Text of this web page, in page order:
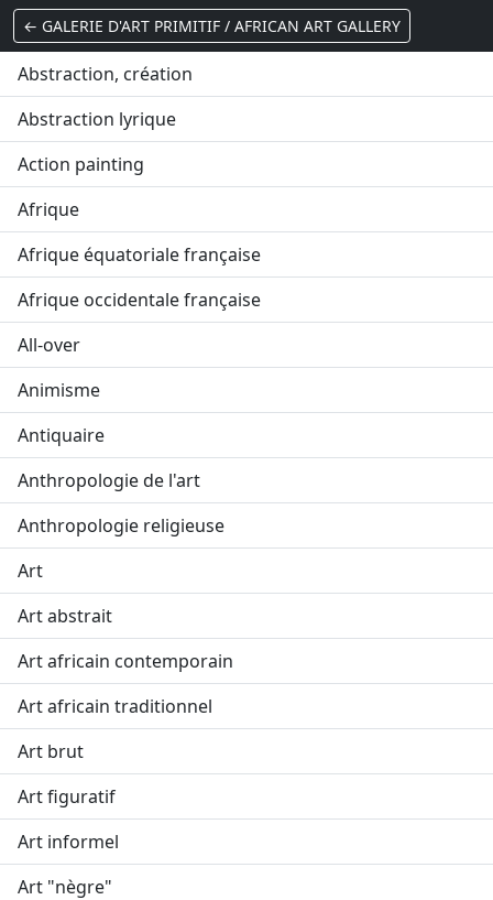
← GALERIE D'ART PRIMITIF / AFRICAN ART GALLERY
Abstraction, création
Abstraction lyrique
Action painting
Afrique
Afrique équatoriale française
Afrique occidentale française
All-over
Animisme
Antiquaire
Anthropologie de l'art
Anthropologie religieuse
Art
Art abstrait
Art africain contemporain
Art africain traditionnel
Art brut
Art figuratif
Art informel
Art "nègre"